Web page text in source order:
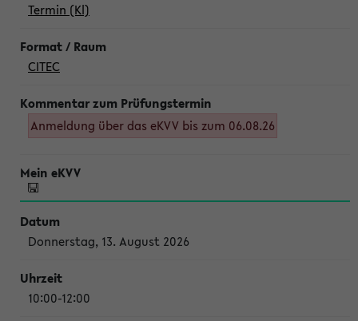
Termin (Kl)
CITEC
Anmeldung über das eKVV bis zum 06.08.26
Donnerstag, 13. August 2026
10:00-12:00